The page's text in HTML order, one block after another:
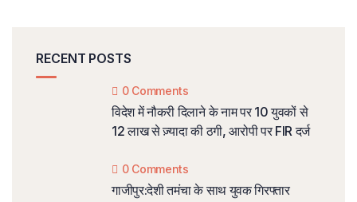
RECENT POSTS
0 Comments
विदेश में नौकरी दिलाने के नाम पर 10 युवकों से
12 लाख से ज़्यादा की ठगी, आरोपी पर FIR दर्ज
0 Comments
गाजीपुर:देशी तमंचा के साथ युवक गिरफ्तार